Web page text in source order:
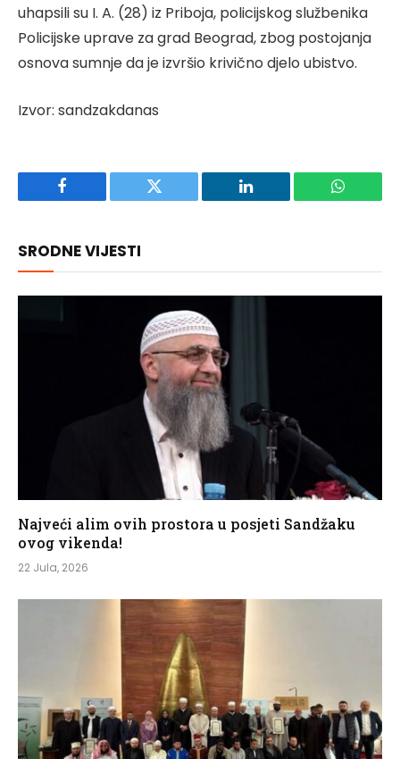
uhapsili su I. A. (28) iz Priboja, policijskog službenika
Policijske uprave za grad Beograd, zbog postojanja
osnova sumnje da je izvršio krivično djelo ubistvo.
Izvor: sandzakdanas
Facebook Twitter LinkedIn
SRODNE VIJESTI
Najveći alim ovih prostora u posjeti Sandžaku
ovog vikenda!
22 Jula, 2026